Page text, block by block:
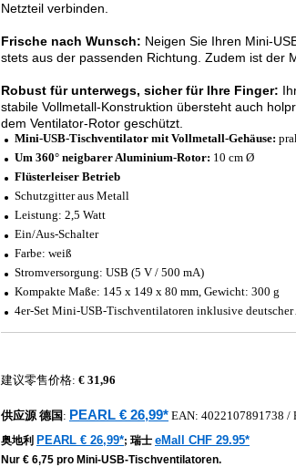
Netzteil verbinden.
Frische nach Wunsch: Neigen Sie Ihren Mini-
stets aus der passenden Richtung. Zudem ist der
Robust für unterwegs, sicher für Ihre Finger:
stabile Vollmetall-Konstruktion übersteht auch
dem Ventilator-Rotor geschützt.
Mini-USB-Tischventilator mit Vollmetall-Gehäuse:
Um 360° neigbarer Aluminium-Rotor: 10 cm Ø
Flüsterleiser Betrieb
Schutzgitter aus Metall
Leistung: 2,5 Watt
Ein/Aus-Schalter
Farbe: weiß
Stromversorgung: USB (5 V / 500 mA)
Kompakte Maße: 145 x 149 x 80 mm, Gewicht: 300 g
4er-Set Mini-USB-Tischventilatoren inklusive
建议零售价格: € 31,96
供应源 德国 : PEARL € 26,99* EAN: 4022107891738 /
奥地利 PEARL € 26,99*; 瑞士 eMall CHF 29.95*
Nur € 6,75 pro Mini-USB-Tischventilatoren.